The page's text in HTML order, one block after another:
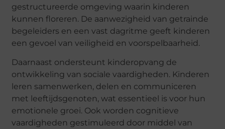
gestructureerde omgeving waarin kinderen
kunnen floreren. De aanwezigheid van getrainde
begeleiders en een vast dagritme geeft kinderen
een gevoel van veiligheid en voorspelbaarheid.
Daarnaast ondersteunt kinderopvang de
ontwikkeling van sociale vaardigheden. Kinderen
leren samenwerken, delen en communiceren
met leeftijdsgenoten, wat essentieel is voor hun
emotionele groei. Ook worden cognitieve
vaardigheden gestimuleerd door middel van